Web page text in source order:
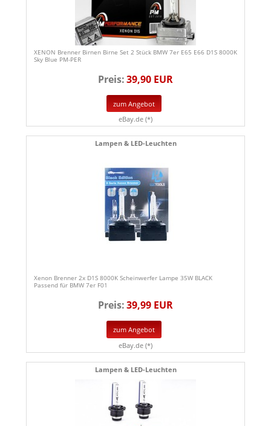
XENON Brenner Birnen Birne Set 2 Stück BMW 7er E65 E66 D1S 8000K
Sky Blue PM-PER
Preis:39,90 EUR
zum Angebot
eBay.de (*)
Lampen & LED-Leuchten
Xenon Brenner 2x D1S 8000K Scheinwerfer Lampe 35W BLACK
Passend für BMW 7er F01
Preis:39,99 EUR
zum Angebot
eBay.de (*)
Lampen & LED-Leuchten